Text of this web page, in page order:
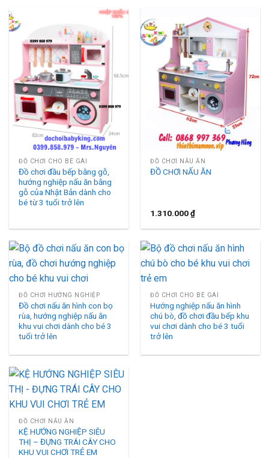
ĐỒ CHƠI CHO BÉ GÁI
Đồ chơi đầu bếp bằng gỗ,
hướng nghiệp nấu ăn bằng
gỗ của Nhật Bản dành cho
bé từ 3 tuổi trở lên
ĐỒ CHƠI NẤU ĂN
ĐỒ CHƠI NẤU ĂN
1.310.000₫
ĐỒ CHƠI HƯỚNG NGHIỆP
Đồ chơi nấu ăn hình con bọ
rùa, hướng nghiệp nấu ăn
khu vui chơi dành cho bé 3
tuổi trở lên
ĐỒ CHƠI CHO BÉ GÁI
Hướng nghiệp nấu ăn hình
chú bò, đồ chơi đầu bếp khu
vui chơi dành cho bé 3 tuổi
trở lên
ĐỒ CHƠI NẤU ĂN
KỆ HƯỚNG NGHIỆP SIÊU
THỊ – ĐỰNG TRÁI CÂY CHO
KHU VUI CHƠI TRẺ EM